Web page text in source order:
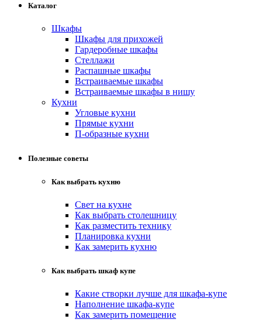
Каталог
Шкафы
Шкафы для прихожей
Гардеробные шкафы
Стеллажи
Распашные шкафы
Встраиваемые шкафы
Встраиваемые шкафы в нишу
Кухни
Угловые кухни
Прямые кухни
П-образные кухни
Полезные советы
Как выбрать кухню
Свет на кухне
Как выбрать столешницу
Как разместить технику
Планировка кухни
Как замерить кухню
Как выбрать шкаф купе
Какие створки лучше для шкафа-купе
Наполнение шкафа-купе
Как замерить помещение